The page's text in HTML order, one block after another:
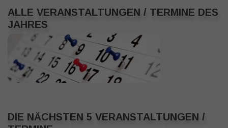
ALLE VERANSTALTUNGEN / TERMINE DES
JAHRES
DIE NÄCHSTEN 5 VERANSTALTUNGEN /